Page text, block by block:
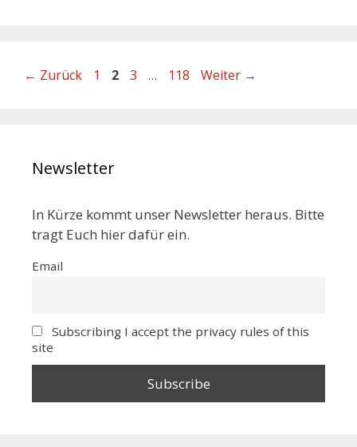
← Zurück 1 2 3 … 118 Weiter →
Newsletter
In Kürze kommt unser Newsletter heraus. Bitte
tragt Euch hier dafür ein.
Email
Subscribing I accept the privacy rules of this
site